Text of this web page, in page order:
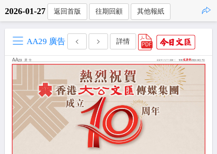
2026-01-27 返回首版 往期回顧 其他報紙
AA29 廣告 詳情